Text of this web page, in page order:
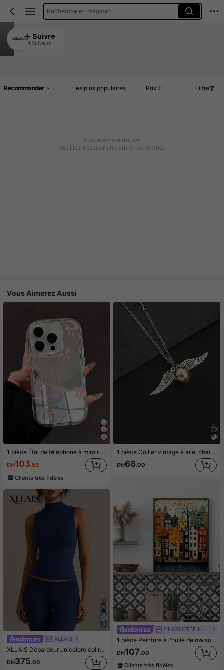
Recherche en magasin
KSbaihuo
4.97
Suivre
4 Suiveurs
Recommander Les plus populaires Prix Filtre
Aucun article trouvé
Veuillez essayer une autre recherche.
Vous Aimerez Aussi
1 pièce Étui de téléphone à miroir rose minimaliste, style fille avec motif nœud papillon, slogan religieux. Étui de téléphone transparent et souple, compatible avec iPhone 11/12/13/14/15/16 Pro Max, étanche, antichoc, anti-rayures, cadeau d'anniversaire de printemps
DH103.53
Clients très fidèles
7
XLLAIS
XLLAIS Débardeur unicolore col rond, t-shirt décontracté d'été ajusté et élastique à double couche
DH375.00
1 pièce Collier vintage à aile, chaîne de pull, accessoire quotidien décontracté, article consommable
DH68.00
CHARLOTTE HOME
1 pièce Peinture à l'huile de maison colorée sans cadre/avec cadre, impression sur canevas d'art de mode - choix parfait pour la décoration du salon et de la chambre à coucher, cadeau idéal pour toute occasion
DH107.00
Clients très fidèles